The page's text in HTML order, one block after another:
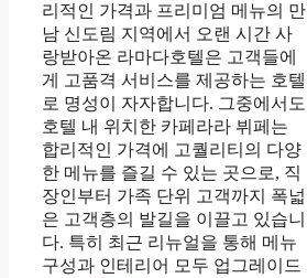
리적인 가격과 프리미엄 메뉴의 만
남 신도림 지역에서 오랜 시간 사
랑받아온 라마다호텔은 고객들에
게 고품격 서비스를 제공하는 호텔
로 명성이 자자합니다. 그중에서도
호텔 내 위치한 카페라라 뷔페는
합리적인 가격에 고퀄리티의 다양
한 메뉴를 즐길 수 있는 곳으로, 직
장인부터 가족 단위 고객까지 폭넓
은 고객층의 발길을 이끌고 있습니
다. 특히 최근 리뉴얼을 통해 메뉴
구성과 인테리어 모두 업그레이드